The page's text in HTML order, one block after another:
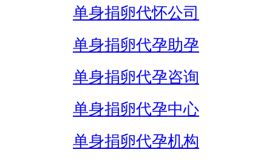
单身捐卵代怀公司
单身捐卵代孕助孕
单身捐卵代孕咨询
单身捐卵代孕中心
单身捐卵代孕机构